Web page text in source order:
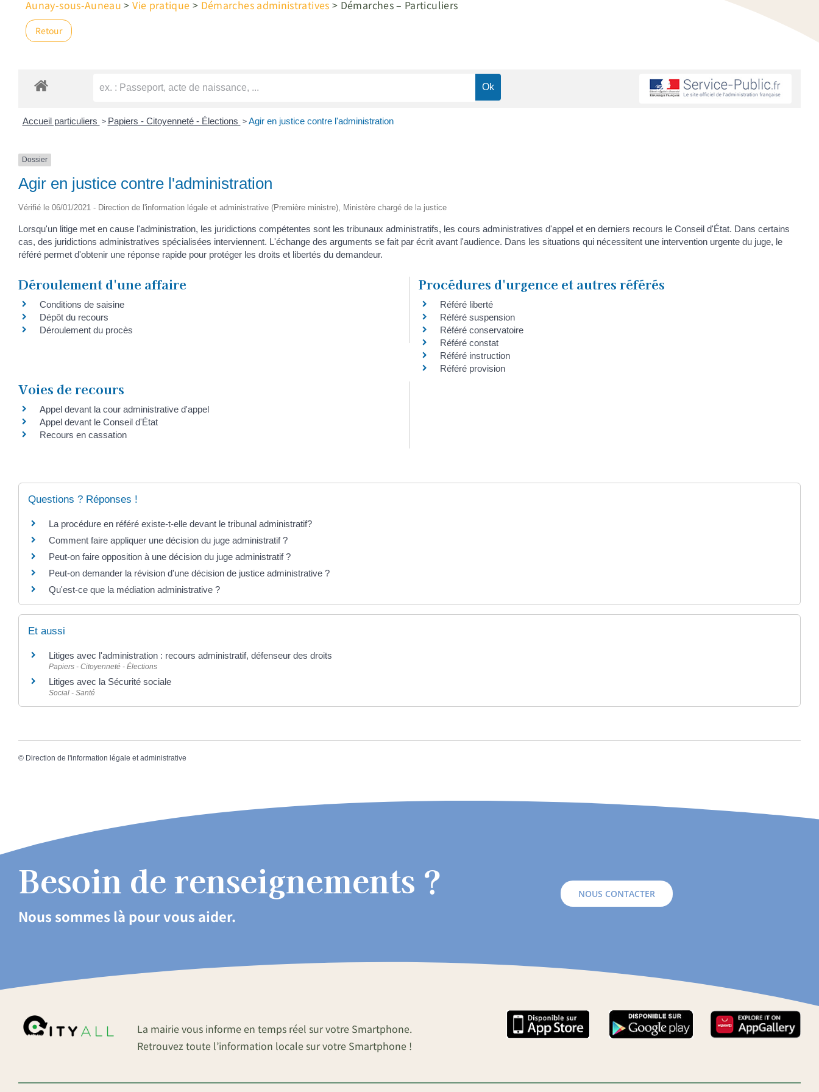
Aunay-sous-Auneau >Vie pratique > Démarches administratives > Démarches – Particuliers
Retour
Accueil particuliers > Papiers - Citoyenneté - Élections > Agir en justice contre l'administration
Dossier
Agir en justice contre l'administration
Vérifié le 06/01/2021 - Direction de l'information légale et administrative (Première ministre), Ministère chargé de la justice
Lorsqu'un litige met en cause l'administration, les juridictions compétentes sont les tribunaux administratifs, les cours administratives d'appel et en derniers recours le Conseil d'État. Dans certains
cas, des juridictions administratives spécialisées interviennent. L'échange des arguments se fait par écrit avant l'audience. Dans les situations qui nécessitent une intervention urgente du juge, le
référé permet d'obtenir une réponse rapide pour protéger les droits et libertés du demandeur.
Déroulement d'une affaire
Conditions de saisine
Dépôt du recours
Déroulement du procès
Procédures d'urgence et autres référés
Référé liberté
Référé suspension
Référé conservatoire
Référé constat
Référé instruction
Référé provision
Voies de recours
Appel devant la cour administrative d'appel
Appel devant le Conseil d'État
Recours en cassation
Questions ? Réponses !
La procédure en référé existe-t-elle devant le tribunal administratif?
Comment faire appliquer une décision du juge administratif ?
Peut-on faire opposition à une décision du juge administratif ?
Peut-on demander la révision d'une décision de justice administrative ?
Qu'est-ce que la médiation administrative ?
Et aussi
Litiges avec l'administration : recours administratif, défenseur des droits
Papiers - Citoyenneté - Élections
Litiges avec la Sécurité sociale
Social - Santé
© Direction de l'information légale et administrative
Besoin de renseignements ?
Nous sommes là pour vous aider.
NOUS CONTACTER
La mairie vous informe en temps réel sur votre Smartphone.
Retrouvez toute l’information locale sur votre Smartphone !